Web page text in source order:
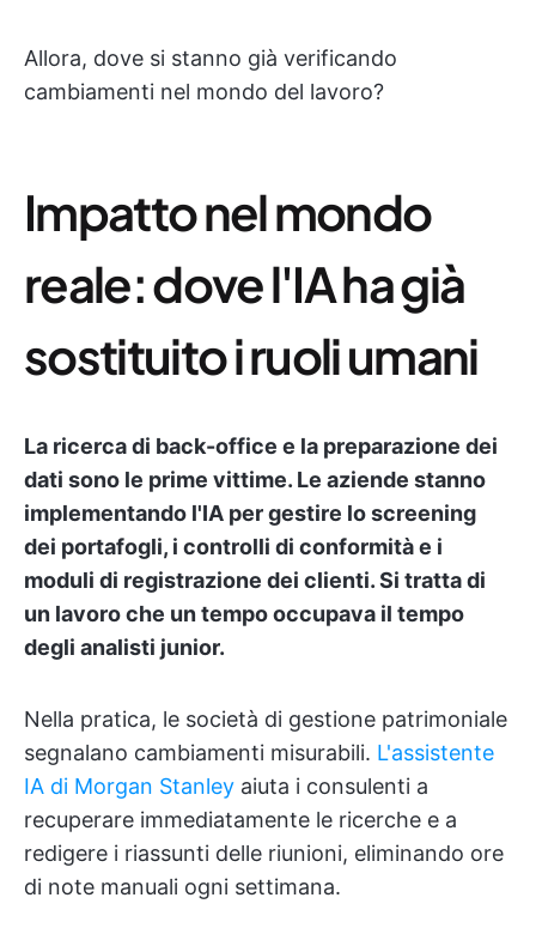
Allora, dove si stanno già verificando
cambiamenti nel mondo del lavoro?
Impatto nel mondo
reale: dove l'IA ha già
sostituito i ruoli umani
La ricerca di back-office e la preparazione dei
dati sono le prime vittime. Le aziende stanno
implementando l'IA per gestire lo screening
dei portafogli, i controlli di conformità e i
moduli di registrazione dei clienti. Si tratta di
un lavoro che un tempo occupava il tempo
degli analisti junior.
Nella pratica, le società di gestione patrimoniale
segnalano cambiamenti misurabili. L'assistente
IA di Morgan Stanley aiuta i consulenti a
recuperare immediatamente le ricerche e a
redigere i riassunti delle riunioni, eliminando ore
di note manuali ogni settimana.